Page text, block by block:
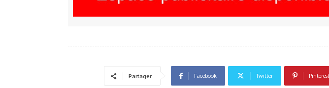
Partager Facebook Twitter Pinterest